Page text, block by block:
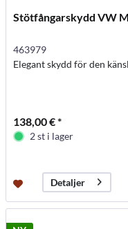
Stötfångarskydd VW
463979
Elegant skydd för den
138,00 € *
2 st i lager
Detaljer